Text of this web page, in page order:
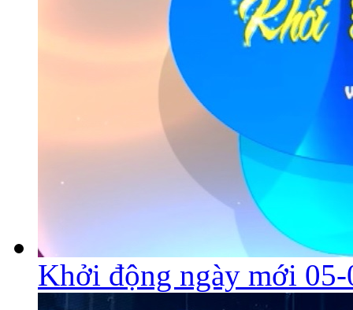
Khởi động ngày mới